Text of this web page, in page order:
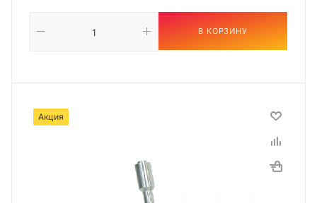
В КОРЗИНУ
Акция